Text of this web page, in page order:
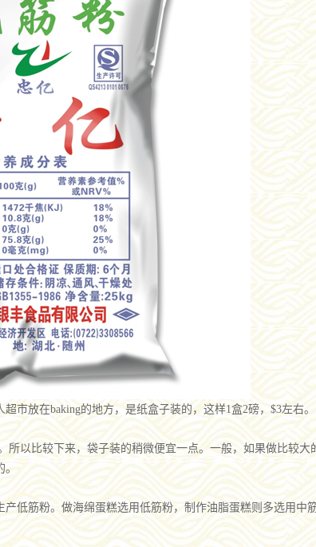
市放在baking的地方，是纸盒子装的，这样1盒2磅，$3左右。
所以比较下来，袋子装的稍微便宜一点。一般，如果做比较大
低筋粉。做海绵蛋糕选用低筋粉，制作油脂蛋糕则多选用中